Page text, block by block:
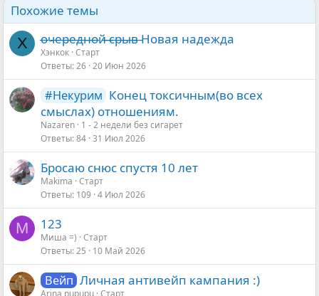
Похожие темы
Х о̶ч̶е̶р̶е̶д̶н̶о̶й̶ ̶̶с̶р̶ы̶в̶ Новая надежда
Хэнкок Старт
Ответы 26 20 Июн 2026
#Некурим Конец токсичным(во всех
смыслах) отношениям.
Nazaren 1 - 2 недели без сигарет
Ответы 84 31 Июл 2026
Бросаю снюс спустя 10 лет
Makima Старт
Ответы 109 4 Июл 2026
М 123
Миша =) Старт
Ответы 25 10 Май 2026
Вейп Личная антивейп кампания :)
Arina pupupu Старт